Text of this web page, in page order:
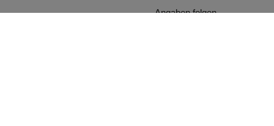
Angaben folgen